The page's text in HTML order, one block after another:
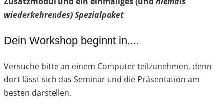
wiederkehrendes) Spezialpaket
Dein Workshop beginnt in....
Versuche bitte an einem Computer teilzunehmen, denn
dort lässt sich das Seminar und die Präsentation am
besten darstellen.